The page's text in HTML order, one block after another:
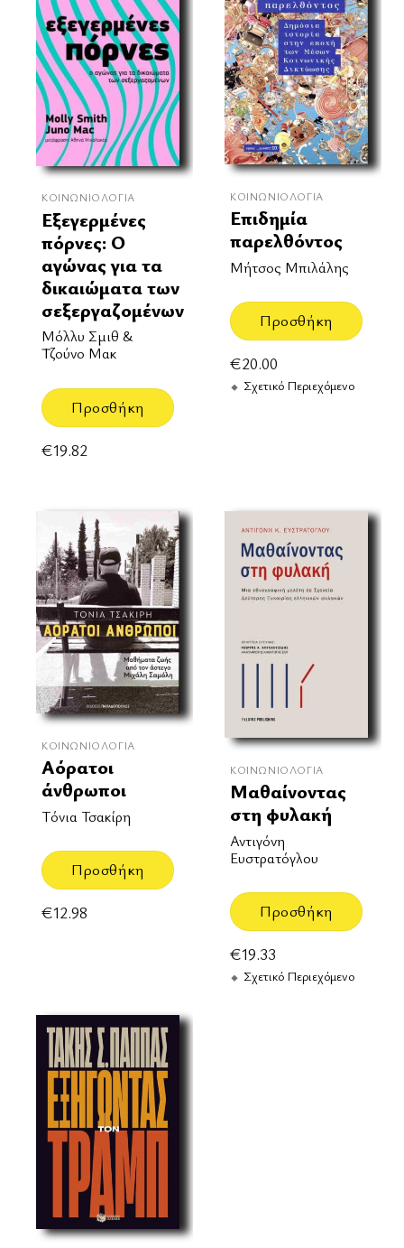
ΚΟΙΝΩΝΙΟΛΟΓΊΑ
Εξεγερμένες
πόρνες: Ο
αγώνας για τα
δικαιώματα των
σεξεργαζομένων
Μόλλυ Σμιθ &
Τζούνο Μακ
Προσθήκη
€19.82
ΚΟΙΝΩΝΙΟΛΟΓΊΑ
Επιδημία
παρελθόντος
Μήτσος Μπιλάλης
Προσθήκη
€20.00
Σχετικό Περιεχόμενο
ΚΟΙΝΩΝΙΟΛΟΓΊΑ
Αόρατοι
άνθρωποι
Τόνια Τσακίρη
Προσθήκη
€12.98
ΚΟΙΝΩΝΙΟΛΟΓΊΑ
Μαθαίνοντας
στη φυλακή
Αντιγόνη
Ευστρατόγλου
Προσθήκη
€19.33
Σχετικό Περιεχόμενο